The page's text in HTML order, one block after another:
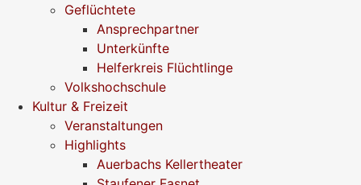
Geflüchtete
Ansprechpartner
Unterkünfte
Helferkreis Flüchtlinge
Volkshochschule
Kultur & Freizeit
Veranstaltungen
Highlights
Auerbachs Kellertheater